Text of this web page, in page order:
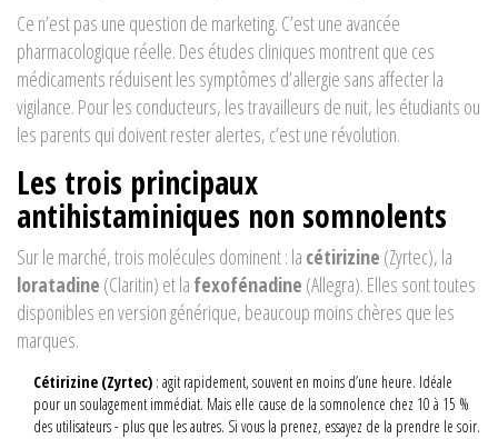
Ce n’est pas une question de marketing. C’est une avancée
pharmacologique réelle. Des études cliniques montrent que ces
médicaments réduisent les symptômes d’allergie sans affecter la
vigilance. Pour les conducteurs, les travailleurs de nuit, les étudiants ou
les parents qui doivent rester alertes, c’est une révolution.
Les trois principaux
antihistaminiques non somnolents
Sur le marché, trois molécules dominent : la cétirizine (Zyrtec), la
loratadine (Claritin) et la fexofénadine (Allegra). Elles sont toutes
disponibles en version générique, beaucoup moins chères que les
marques.
Cétirizine (Zyrtec) : agit rapidement, souvent en moins d’une heure. Idéale
pour un soulagement immédiat. Mais elle cause de la somnolence chez 10 à 15 %
des utilisateurs - plus que les autres. Si vous la prenez, essayez de la prendre le soir.